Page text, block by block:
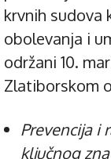
krvnih sudova
obolevanja i
održani 10.
Zlatiborskom
Prevencija i
ključnog